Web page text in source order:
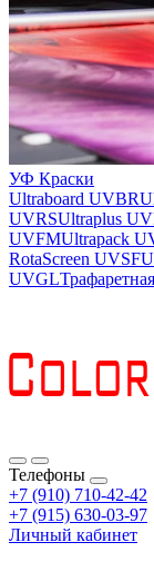
УФ Краски
Ultraboard UVBR
UVRSUltraplus
UVFMUltrapack
RotaScreen UVSF
UVGL
Телефоны
+7 (910) 710-42-42
+7 (915) 630-03-97
Личный кабинет